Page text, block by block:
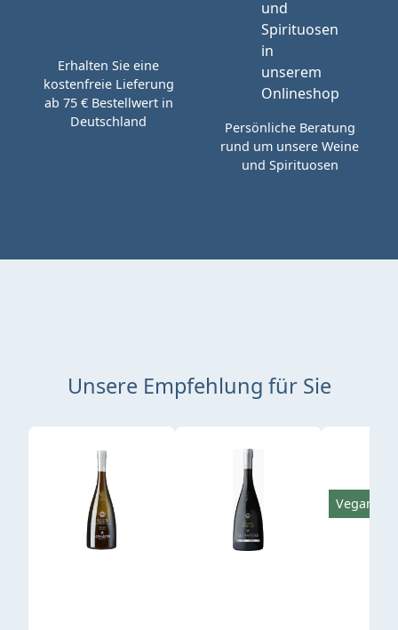
Erhalten Sie eine
kostenfreie Lieferung
ab 75 € Bestellwert in
Deutschland
Persönliche Beratung
rund um unsere Weine
und Spirituosen
Unsere Empfehlung für Sie
Produktgalerie überspringen
Vegan